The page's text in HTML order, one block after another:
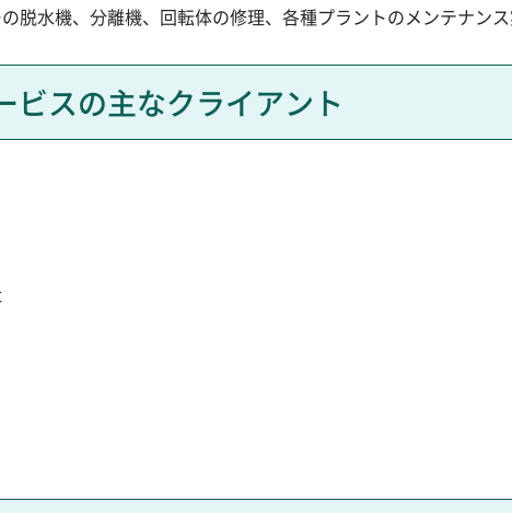
脱水機、分離機、回転体の修理、各種プラントのメンテナン
ビスの主なクライアント